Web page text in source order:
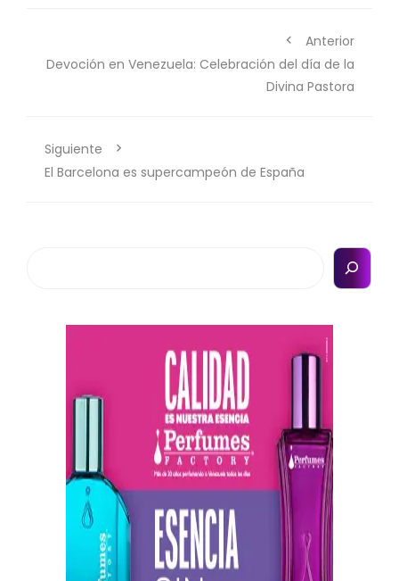
Anterior
Devoción en Venezuela: Celebración del día de la
Divina Pastora
Siguiente
El Barcelona es supercampeón de España